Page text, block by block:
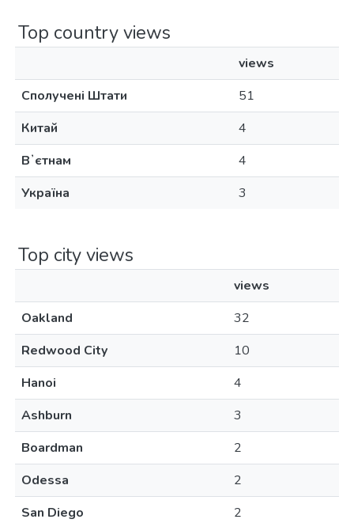
Top country views
views
Сполучені Штати
51
Китай
4
Вʼєтнам
4
Україна
3
Top city views
views
Oakland
32
Redwood City
10
Hanoi
4
Ashburn
3
Boardman
2
Odessa
2
San Diego
2